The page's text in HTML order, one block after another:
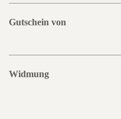
Gutschein von
Widmung